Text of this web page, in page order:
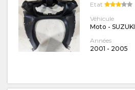
Etat
Véhicule
Moto - SUZUKI
Années
2001 - 2005